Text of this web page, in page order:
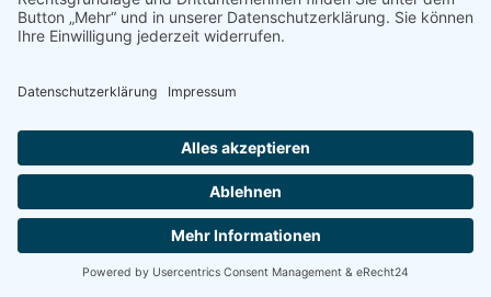
MEHR ZUR PREISTRÄGERIN
2002
Wieland Speck
Wieland Speck ist seit Mitte der
70er-Jahre als Autor und Verleger